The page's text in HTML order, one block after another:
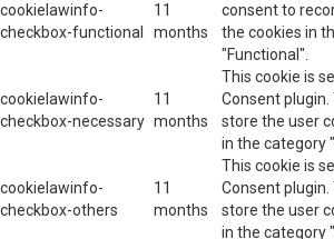
cookielawinfo-
checkbox-functional
11
months
consent to
the cookies in
"Functional".
cookielawinfo-
checkbox-necessary
11
months
This cookie is
Consent plugin.
store the user
in the category
cookielawinfo-
checkbox-others
11
months
This cookie is
Consent plugin.
store the user
in the category